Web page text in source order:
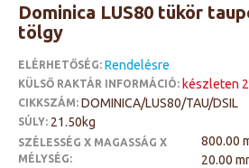
Dominica LUS80 tükör
tölgy
ELÉRHETŐSÉG: Rendelésre
KÜLSŐ RAKTÁR INFORMÁCIÓ: készleten
CIKKSZÁM: DOMINICA/LUS80/TAU/DSIL
SÚLY: 21.50kg
SZÉLESSÉG X MAGASSÁG X
MÉLYSÉG:
800.00
20.00